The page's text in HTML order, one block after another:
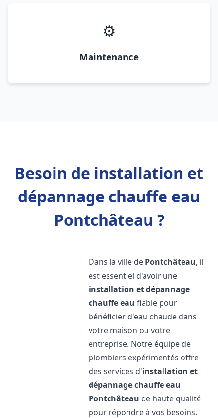
⚙️
Maintenance
Besoin de installation et
dépannage chauffe eau
Pontchâteau ?
Dans la ville de Pontchâteau, il
est essentiel d'avoir une
installation et dépannage
chauffe eau fiable pour
bénéficier d'eau chaude dans
votre maison ou votre
entreprise. Notre équipe de
plombiers expérimentés offre
des services d'installation et
dépannage chauffe eau
Pontchâteau de haute qualité
pour répondre à vos besoins.